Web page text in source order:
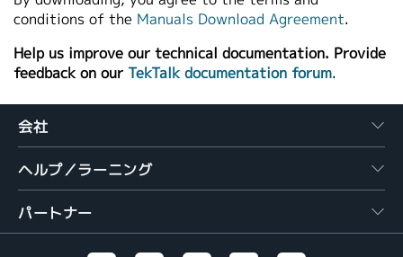
conditions of the Manuals Download Agreement.
Help us improve our technical documentation. Provide
feedback on our TekTalk documentation forum.
会社
ヘルプ／ラーニング
パートナー